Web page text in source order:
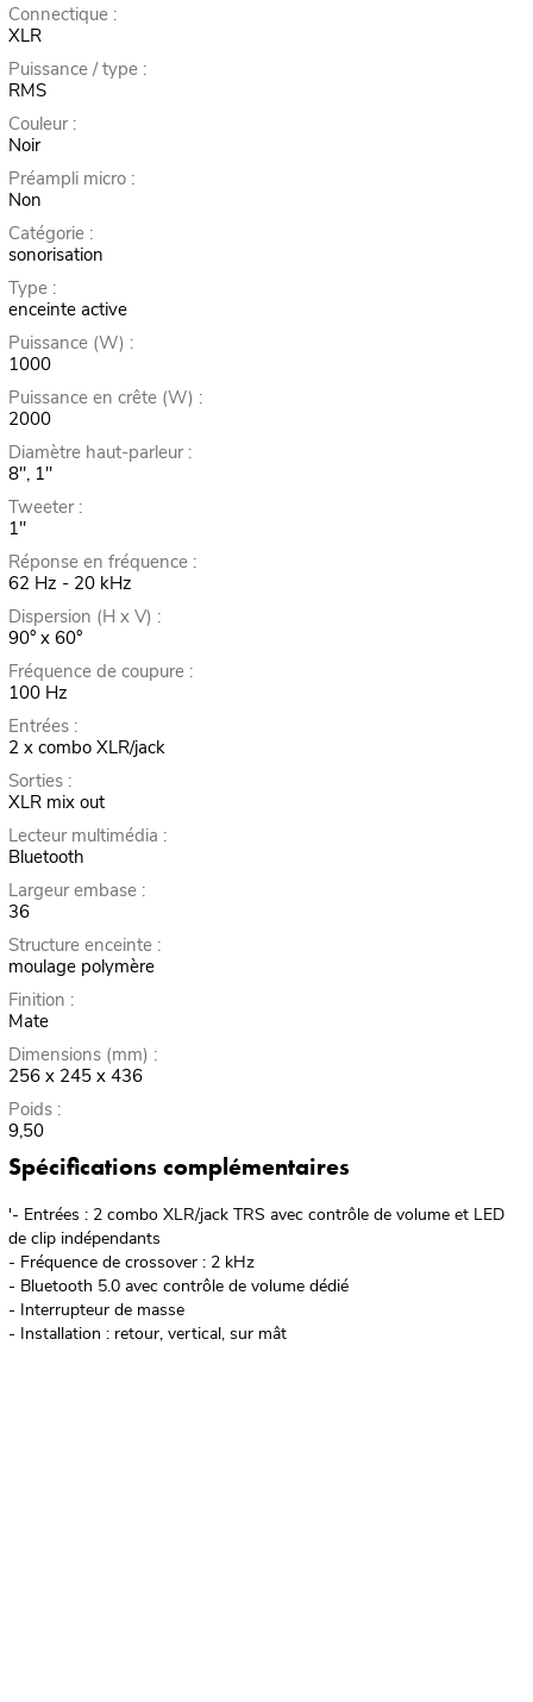
Connectique :
XLR
Puissance / type :
RMS
Couleur :
Noir
Préampli micro :
Non
Catégorie :
sonorisation
Type :
enceinte active
Puissance (W) :
1000
Puissance en crête (W) :
2000
Diamètre haut-parleur :
8", 1"
Tweeter :
1"
Réponse en fréquence :
62 Hz - 20 kHz
Dispersion (H x V) :
90° x 60°
Fréquence de coupure :
100 Hz
Entrées :
2 x combo XLR/jack
Sorties :
XLR mix out
Lecteur multimédia :
Bluetooth
Largeur embase :
36
Structure enceinte :
moulage polymère
Finition :
Mate
Dimensions (mm) :
256 x 245 x 436
Poids :
9,50
Spécifications complémentaires
'- Entrées : 2 combo XLR/jack TRS avec contrôle de volume et LED
de clip indépendants
- Fréquence de crossover : 2 kHz
- Bluetooth 5.0 avec contrôle de volume dédié
- Interrupteur de masse
- Installation : retour, vertical, sur mât